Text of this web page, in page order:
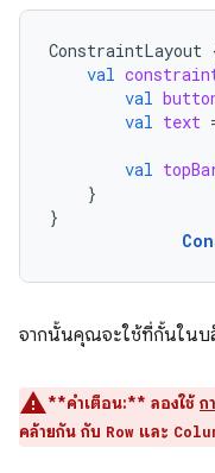
ConstraintLayout
val
val
val text
val
}
}
จากนั้นคุณจะใช้ที่กั้นในบ
**คำเตือน:** ลองใช้ ก
คล้ายกัน กับ Row และ